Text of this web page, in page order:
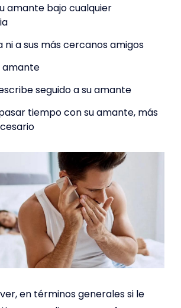
amante bajo cualquier
ni a sus más cercanos amigos
amante
seguido a su amante
tiempo con su amante, más
en términos generales si le